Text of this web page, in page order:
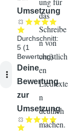
Umsetzung
Durchschnitt:
5 (1
Bewertung)
Audiodatei
Deine
Bewertung
zur
Umsetzung
das
Schreibe
n von
christlich
en
Liedtexte
n
deutlich
machen.